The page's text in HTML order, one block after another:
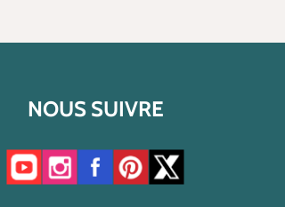
NOUS SUIVRE
Accéder à notre chaîne YouTube
Accéder à notre compte Instagram
Accéder à notre page Facebook
Accéder à notre compte
Accéder à notre